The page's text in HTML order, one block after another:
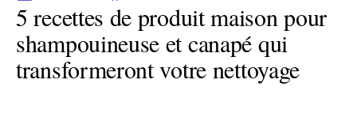
5 recettes de produit maison pour
shampouineuse et canapé qui
transformeront votre nettoyage